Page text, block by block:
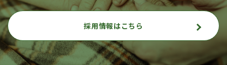
採用情報はこちら